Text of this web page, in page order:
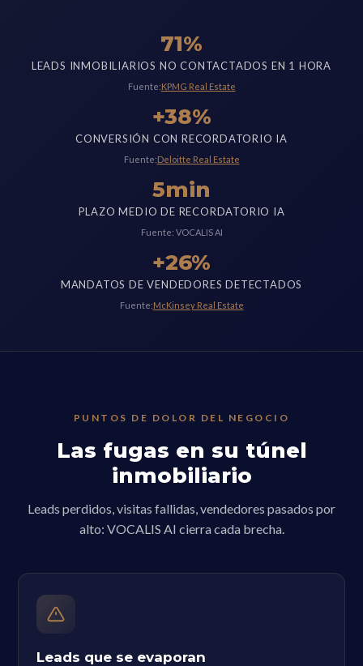
71%
LEADS INMOBILIARIOS NO CONTACTADOS EN 1 HORA
Fuente:KPMG Real Estate
+38%
CONVERSIÓN CON RECORDATORIO IA
Fuente:Deloitte Real Estate
5min
PLAZO MEDIO DE RECORDATORIO IA
Fuente: VOCALIS AI
+26%
MANDATOS DE VENDEDORES DETECTADOS
Fuente:McKinsey Real Estate
PUNTOS DE DOLOR DEL NEGOCIO
Las fugas en su túnel
inmobiliario
Leads perdidos, visitas fallidas, vendedores pasados por
alto: VOCALIS AI cierra cada brecha.
Leads que se evaporan